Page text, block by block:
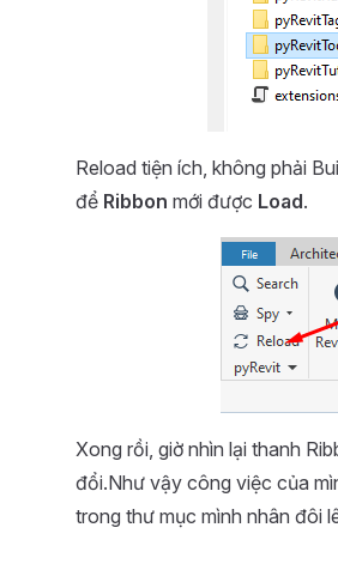
Reload tiện ích, không phải
để Ribbon mới được Load.
Xong rồi, giờ nhìn lại thanh
đổi.Như vậy công việc của
trong thư mục mình nhân đôi